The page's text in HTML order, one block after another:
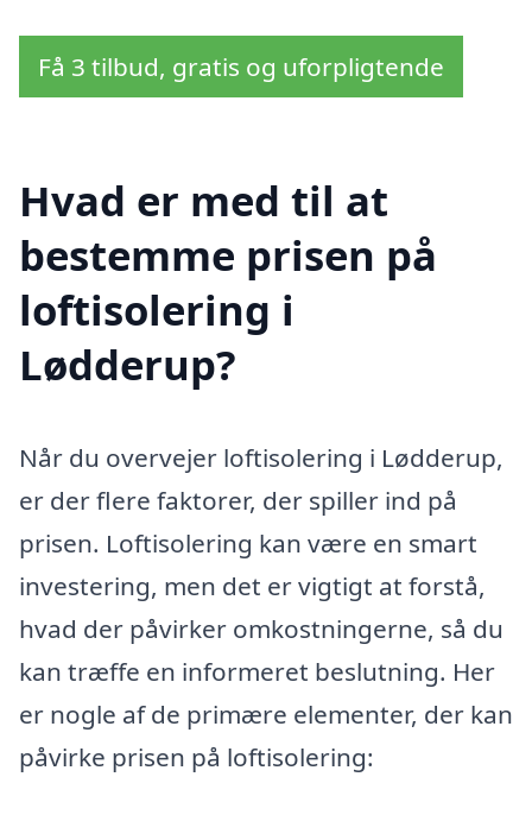
Få 3 tilbud, gratis og uforpligtende
Hvad er med til at
bestemme prisen på
loftisolering i
Lødderup?
Når du overvejer loftisolering i Lødderup,
er der flere faktorer, der spiller ind på
prisen. Loftisolering kan være en smart
investering, men det er vigtigt at forstå,
hvad der påvirker omkostningerne, så du
kan træffe en informeret beslutning. Her
er nogle af de primære elementer, der kan
påvirke prisen på loftisolering: